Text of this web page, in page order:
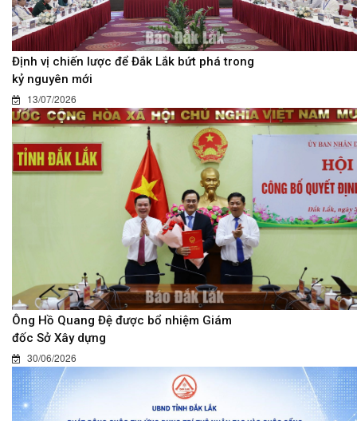
Định vị chiến lược để Đắk Lắk bứt phá trong
kỷ nguyên mới
13/07/2026
Ông Hồ Quang Đệ được bổ nhiệm Giám
đốc Sở Xây dựng
30/06/2026